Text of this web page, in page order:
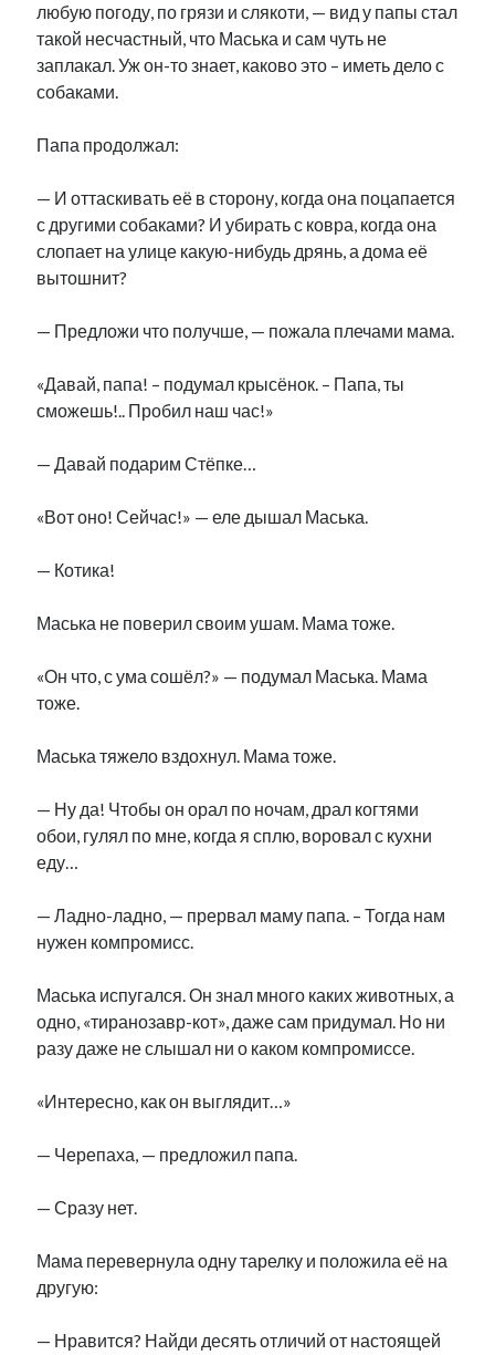
Отзывы и предложения по блогу:
любую погоду, по грязи и слякоти, — вид у папы стал
такой несчастный, что Маська и сам чуть не
заплакал. Уж он-то знает, каково это – иметь дело с
собаками.
Папа продолжал:
— И оттаскивать её в сторону, когда она поцапается
с другими собаками? И убирать с ковра, когда она
слопает на улице какую-нибудь дрянь, а дома её
вытошнит?
— Предложи что получше, — пожала плечами мама.
«Давай, папа! – подумал крысёнок. – Папа, ты
сможешь!.. Пробил наш час!»
— Давай подарим Стёпке…
«Вот оно! Сейчас!» — еле дышал Маська.
— Котика!
Маська не поверил своим ушам. Мама тоже.
«Он что, с ума сошёл?» — подумал Маська. Мама
тоже.
Маська тяжело вздохнул. Мама тоже.
— Ну да! Чтобы он орал по ночам, драл когтями
обои, гулял по мне, когда я сплю, воровал с кухни
еду…
— Ладно-ладно, — прервал маму папа. – Тогда нам
нужен компромисс.
Маська испугался. Он знал много каких животных, а
одно, «тиранозавр-кот», даже сам придумал. Но ни
разу даже не слышал ни о каком компромиссе.
«Интересно, как он выглядит…»
— Черепаха, — предложил папа.
— Сразу нет.
Мама перевернула одну тарелку и положила её на
другую:
— Нравится? Найди десять отличий от настоящей